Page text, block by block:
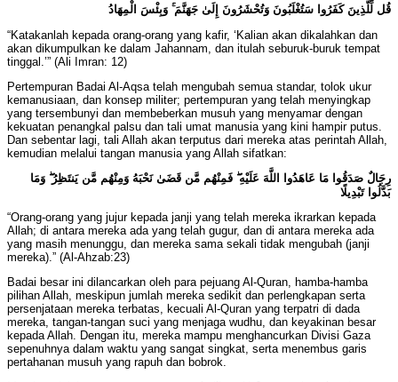
قُل لِّلَّذِينَ كَفَرُوا سَتُغْلَبُونَ وَتُحْشَرُونَ إِلَىٰ جَهَنَّمَ ۚ وَبِئْسَ الْمِهَادُ
“Katakanlah kepada orang-orang yang kafir, ‘Kalian akan dikalahkan dan
akan dikumpulkan ke dalam Jahannam, dan itulah seburuk-buruk tempat
tinggal.’” (Ali Imran: 12)
Pertempuran Badai Al-Aqsa telah mengubah semua standar, tolok ukur
kemanusiaan, dan konsep militer; pertempuran yang telah menyingkap
yang tersembunyi dan membeberkan musuh yang menyamar dengan
kekuatan penangkal palsu dan tali umat manusia yang kini hampir putus.
Dan sebentar lagi, tali Allah akan terputus dari mereka atas perintah Allah,
kemudian melalui tangan manusia yang Allah sifatkan:
رِجَالٌ صَدَقُوا مَا عَاهَدُوا اللَّهَ عَلَيْهِ ۖ فَمِنْهُم مَّن قَضَىٰ نَحْبَهُ وَمِنْهُم مَّن يَنتَظِرُ ۖ وَمَا
بَدَّلُوا تَبْدِيلًا
“Orang-orang yang jujur kepada janji yang telah mereka ikrarkan kepada
Allah; di antara mereka ada yang telah gugur, dan di antara mereka ada
yang masih menunggu, dan mereka sama sekali tidak mengubah (janji
mereka).” (Al-Ahzab:23)
Badai besar ini dilancarkan oleh para pejuang Al-Quran, hamba-hamba
pilihan Allah, meskipun jumlah mereka sedikit dan perlengkapan serta
persenjataan mereka terbatas, kecuali Al-Quran yang terpatri di dada
mereka, tangan-tangan suci yang menjaga wudhu, dan keyakinan besar
kepada Allah. Dengan itu, mereka mampu menghancurkan Divisi Gaza
sepenuhnya dalam waktu yang sangat singkat, serta menembus garis
pertahanan musuh yang rapuh dan bobrok.